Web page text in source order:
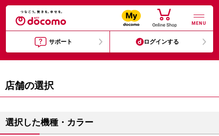
MENU
サポート ログインする
店舗の選択
選択した機種・カラー